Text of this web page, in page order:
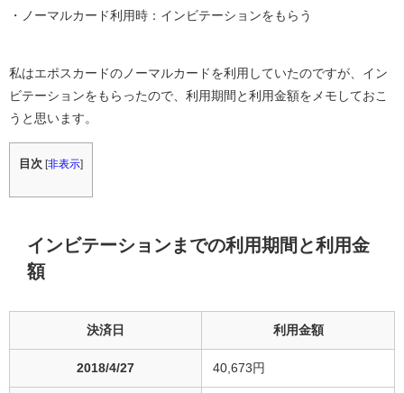
・ノーマルカード利用時：インビテーションをもらう
私はエポスカードのノーマルカードを利用していたのですが、イン
ビテーションをもらったので、利用期間と利用金額をメモしておこ
うと思います。
目次 [非表示]
インビテーションまでの利用期間と利用金
額
決済日 利用金額
2018/4/27 40,673円